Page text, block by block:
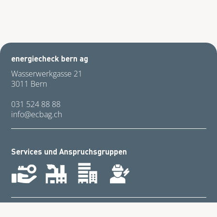
energiecheck bern ag
Wasserwerkgasse 21
3011 Bern
031 524 88 88
nf
cb g ch
Services und Anspruchsgruppen